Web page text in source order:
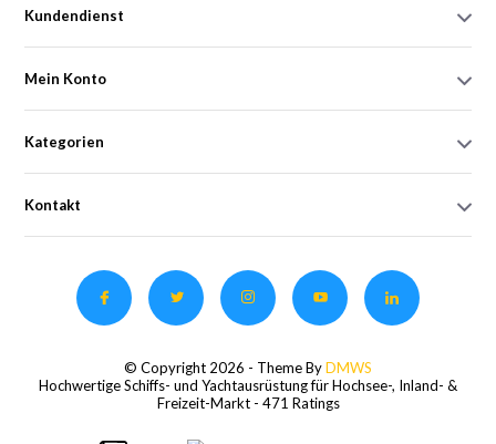
Kundendienst
Mein Konto
Kategorien
Kontakt
© Copyright 2026 - Theme ByDMWS
Hochwertige Schiffs- und Yachtausrüstung für Hochsee-, Inland- &
Freizeit-Markt - 471 Ratings